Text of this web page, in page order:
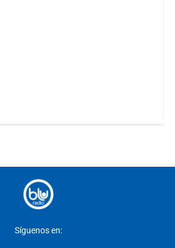
Síguenos en: